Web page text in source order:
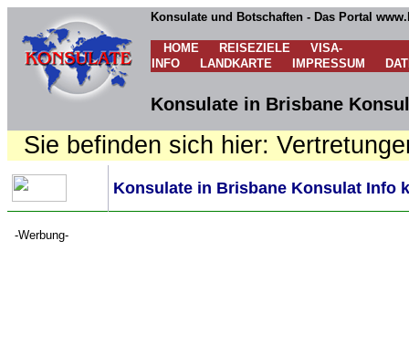
Konsulate und Botschaften - Das Portal
HOME REISEZIELE
VISA-
INFO
LANDKARTE IMPRESSUM
Konsulate in Brisbane
Sie befinden sich hier:
Konsulate in Brisbane Konsulat Info
-Werbung-